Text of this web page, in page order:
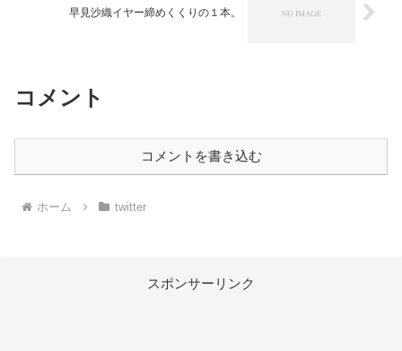
早見沙織イヤー締めくくりの１本。
コメント
コメントを書き込む
ホーム twitter
スポンサーリンク